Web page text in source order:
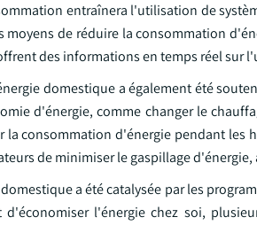
entraînera l'utilisation de
de réduire la consommation
des informations en temps réel sur
domestique a également été
d'énergie, comme changer le
consommation d'énergie pendant les
de minimiser le gaspillage
a été catalysée par les
l'énergie chez soi,